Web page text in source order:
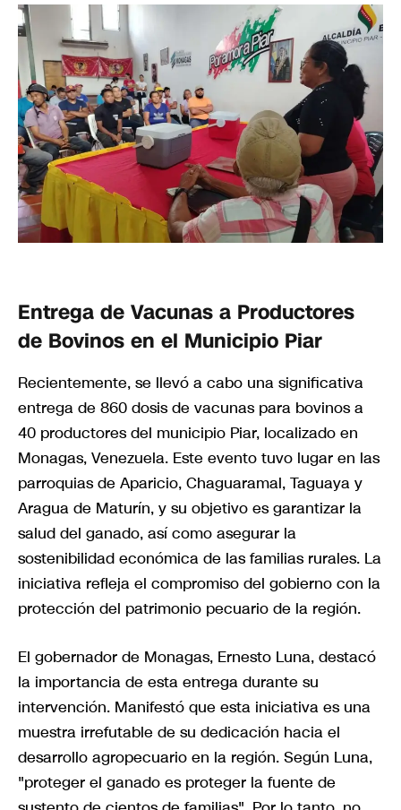
Entrega de Vacunas a Productores
de Bovinos en el Municipio Piar
Recientemente, se llevó a cabo una significativa
entrega de 860 dosis de vacunas para bovinos a
40 productores del municipio Piar, localizado en
Monagas, Venezuela. Este evento tuvo lugar en las
parroquias de Aparicio, Chaguaramal, Taguaya y
Aragua de Maturín, y su objetivo es garantizar la
salud del ganado, así como asegurar la
sostenibilidad económica de las familias rurales. La
iniciativa refleja el compromiso del gobierno con la
protección del patrimonio pecuario de la región.
El gobernador de Monagas, Ernesto Luna, destacó
la importancia de esta entrega durante su
intervención. Manifestó que esta iniciativa es una
muestra irrefutable de su dedicación hacia el
desarrollo agropecuario en la región. Según Luna,
"proteger el ganado es proteger la fuente de